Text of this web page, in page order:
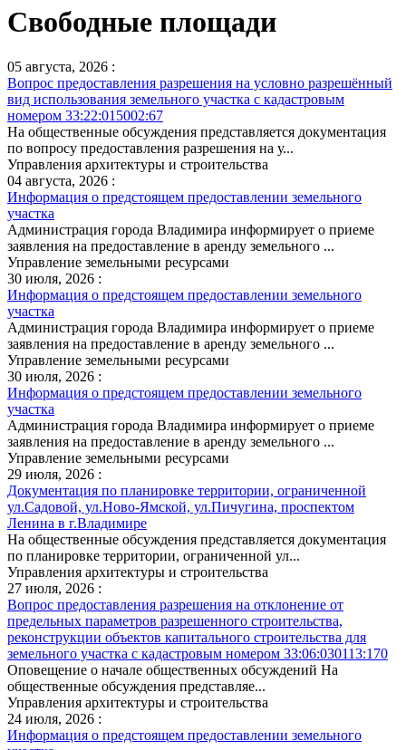
Свободные площади
05 августа, 2026 :
Вопрос предоставления разрешения на условно разрешённый
вид использования земельного участка с кадастровым
номером 33:22:015002:67
На общественные обсуждения представляется документация
по вопросу предоставления разрешения на у...
Управления архитектуры и строительства
04 августа, 2026 :
Информация о предстоящем предоставлении земельного
участка
Администрация города Владимира информирует о приеме
заявления на предоставление в аренду земельного ...
Управление земельными ресурсами
30 июля, 2026 :
Информация о предстоящем предоставлении земельного
участка
Администрация города Владимира информирует о приеме
заявления на предоставление в аренду земельного ...
Управление земельными ресурсами
30 июля, 2026 :
Информация о предстоящем предоставлении земельного
участка
Администрация города Владимира информирует о приеме
заявления на предоставление в аренду земельного ...
Управление земельными ресурсами
29 июля, 2026 :
Документация по планировке территории, ограниченной
ул.Садовой, ул.Ново-Ямской, ул.Пичугина, проспектом
Ленина в г.Владимире
На общественные обсуждения представляется документация
по планировке территории, ограниченной ул...
Управления архитектуры и строительства
27 июля, 2026 :
Вопрос предоставления разрешения на отклонение от
предельных параметров разрешенного строительства,
реконструкции объектов капитального строительства для
земельного участка с кадастровым номером 33:06:030113:170
Оповещение о начале общественных обсуждений На
общественные обсуждения представляе...
Управления архитектуры и строительства
24 июля, 2026 :
Информация о предстоящем предоставлении земельного